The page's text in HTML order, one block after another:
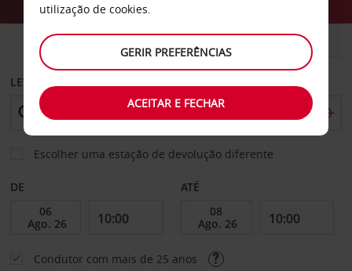
CARRO COMERCIAIS
LEVANTAR EM
Escolher uma estação de devolução diferente
DE ATÉ
Condutor com mais de 25 anos
utilização de cookies.
GERIR PREFERÊNCIAS
ACEITAR E FECHAR